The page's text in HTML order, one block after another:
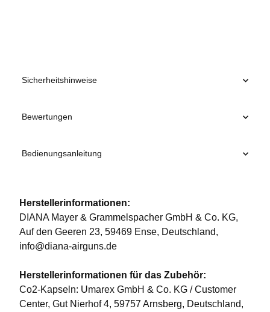
Sicherheitshinweise
Bewertungen
Bedienungsanleitung
Herstellerinformationen:
DIANA Mayer & Grammelspacher GmbH & Co. KG,
Auf den Geeren 23, 59469 Ense, Deutschland,
info@diana-airguns.de
Herstellerinformationen für das Zubehör:
Co2-Kapseln: Umarex GmbH & Co. KG / Customer
Center, Gut Nierhof 4, 59757 Arnsberg, Deutschland,